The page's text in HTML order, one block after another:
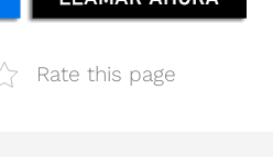
Rate this page